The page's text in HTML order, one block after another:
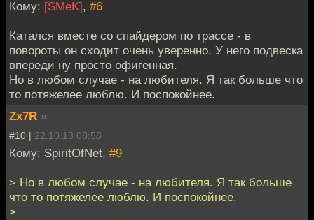
Кому: [SMeK], #6
Катался вместе со спайдером по трассе - в
повороты он сходит очень уверенно. У него подвеска
впереди ну просто офигенная.
Но в любом случае - на любителя. Я так больше что
то потяжелее люблю. И поспокойнее.
Zx7R »
#10 | 22.10.13 08:58
Кому: SpiritOfNet, #9
> Но в любом случае - на любителя. Я так больше
что то потяжелее люблю. И поспокойнее.
>